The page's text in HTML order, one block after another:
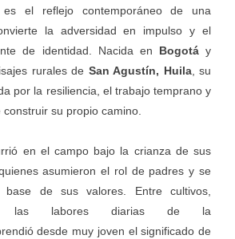
es el reflejo contemporáneo de una
la adversidad en impulso y el
de identidad. Nacida en Bogotáy
rurales de San Agustín, Huila, su
por la resiliencia, el trabajo temprano y
su propio camino.
en el campo bajo la crianza de sus
asumieron el rol de padres y se
de sus valores. Entre cultivos,
y las labores diarias de la
desde muy joven el significado de